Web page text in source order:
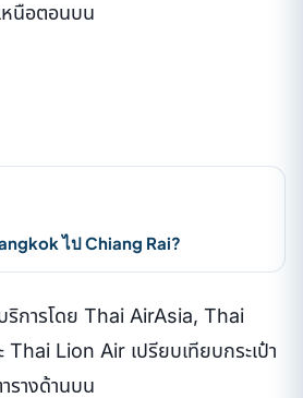
หนือตอนบน
ไป Chiang Rai?
ริการโดย Thai AirAsia, Thai
Lion Air เปรียบเทียบกระเป๋า
รางด้านบน